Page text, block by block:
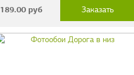
189.00 руб Заказать